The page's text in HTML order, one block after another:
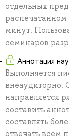
отдельных
минут.
семинаров
Аннотация
Выполняется
внеаудиторно.
направляется
составить
составлять
отвечать всем